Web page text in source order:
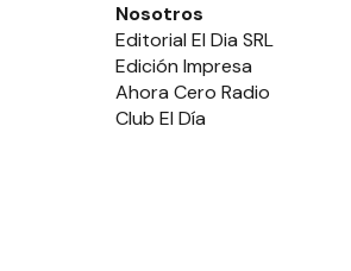
Nosotros
Editorial El Dia SRL
Edición Impresa
Ahora Cero Radio
Club El Día